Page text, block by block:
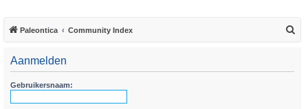
Paleontica Community Index
Aanmelden
Gebruikersnaam: